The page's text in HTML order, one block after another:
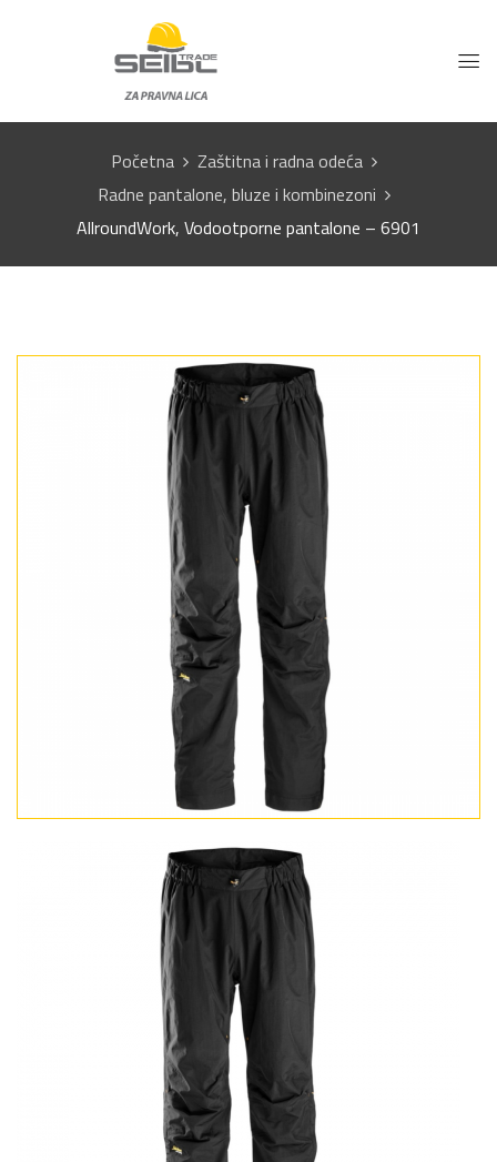
Početna
Zaštitna i radna odeća
Radne pantalone, bluze i kombinezoni
AllroundWork, Vodootporne pantalone – 6901